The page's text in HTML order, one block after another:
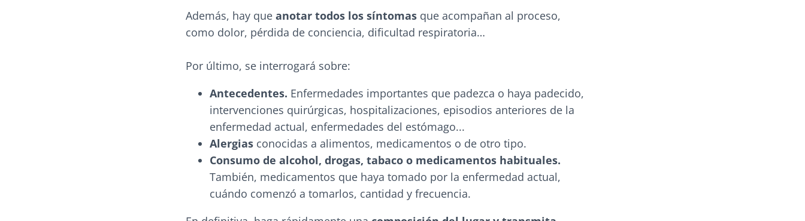
Además, hay que anotar todos los síntomas que acompañan al proceso,
como dolor, pérdida de conciencia, dificultad respiratoria…
Por último, se interrogará sobre:
Antecedentes. Enfermedades importantes que padezca o haya padecido,
intervenciones quirúrgicas, hospitalizaciones, episodios anteriores de la
enfermedad actual, enfermedades del estómago...
Alergias conocidas a alimentos, medicamentos o de otro tipo.
Consumo de alcohol, drogas, tabaco o medicamentos habituales.
También, medicamentos que haya tomado por la enfermedad actual,
cuándo comenzó a tomarlos, cantidad y frecuencia.